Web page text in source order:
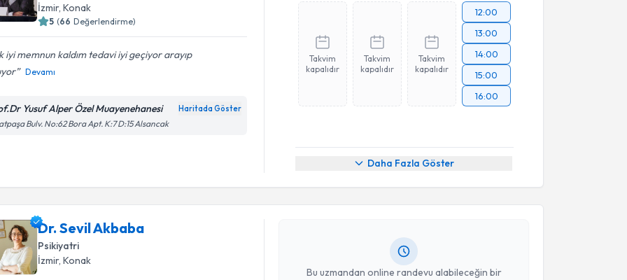
İzmir, Konak
5 (66 Değerlendirme)
iyi memnun kaldım tedavi iyi geçiyor arayıp
Devamı
Yusuf Alper Özel Muayenehanesi Haritada Göster
Bulv. No:62 Bora Apt. K:7 D:15 Alsancak
Takvim
kapalıdır
Takvim
kapalıdır
Takvim
kapalıdır
12:00
13:00
14:00
15:00
16:00
Daha Fazla Göster
Dr. Sevil Akbaba
Psikiyatri
İzmir, Konak
Bu uzmandan online randevu alabileceğin bir
Randevu Takvimi Talebi